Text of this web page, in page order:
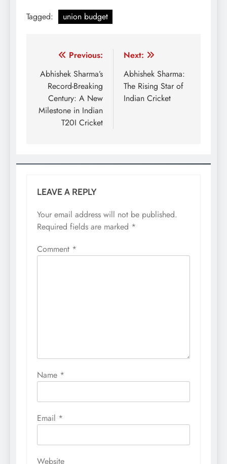
Tagged: union budget
Post
navigation
Previous:
Abhishek Sharma’s
Record-Breaking
Century: A New
Milestone in Indian
T20I Cricket
Next:
Abhishek Sharma:
The Rising Star of
Indian Cricket
LEAVE A REPLY
Your email address will not be published.
Required fields are marked *
Comment *
Name *
Email *
Website